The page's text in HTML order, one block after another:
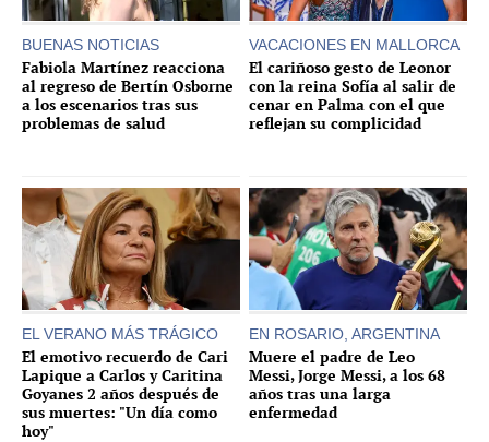
BUENAS NOTICIAS
Fabiola Martínez reacciona
al regreso de Bertín Osborne
a los escenarios tras sus
problemas de salud
VACACIONES EN MALLORCA
El cariñoso gesto de Leonor
con la reina Sofía al salir de
cenar en Palma con el que
reflejan su complicidad
EL VERANO MÁS TRÁGICO
El emotivo recuerdo de Cari
Lapique a Carlos y Caritina
Goyanes 2 años después de
sus muertes: "Un día como
hoy"
EN ROSARIO, ARGENTINA
Muere el padre de Leo
Messi, Jorge Messi, a los 68
años tras una larga
enfermedad